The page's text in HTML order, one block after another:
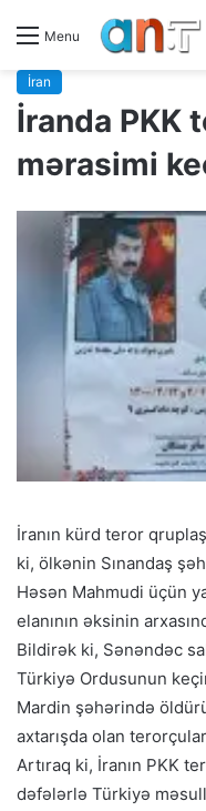
Menu
İran
İranda PKK
mərasimi
İranın kürd teror
ki, ölkənin Sınandaş
Həsən Mahmudi üçün
elanının əksinin
Bildirək ki, Sənəndəc
Türkiyə Ordusunun
Mardin şəhərində
axtarışda olan
Artıraq ki, İranın PKK
dəfələrlə Türkiyə